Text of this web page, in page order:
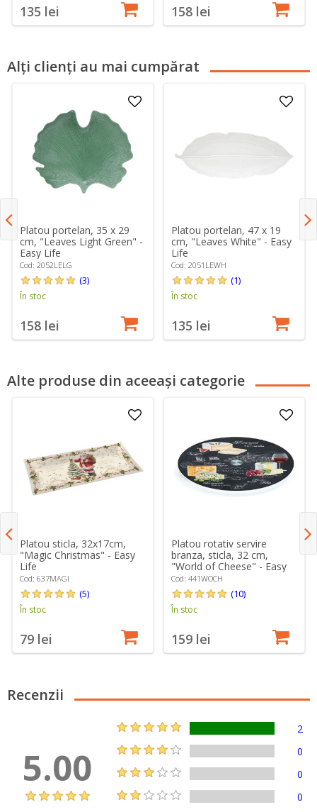
135 lei 158 lei
Alți clienți au mai cumpărat
Platou portelan, 35 x 29
cm, "Leaves Light Green" -
Easy Life
Cod: 2052LELG
(3)
În stoc
158 lei
Platou portelan, 47 x 19
cm, "Leaves White" - Easy
Life
Cod: 2051LEWH
(1)
În stoc
135 lei
Alte produse din aceeași categorie
Platou sticla, 32x17cm,
"Magic Christmas" - Easy
Life
Cod: 637MAGI
(5)
În stoc
79 lei
Platou rotativ servire
branza, sticla, 32 cm,
"World of Cheese" - Easy
Life
Cod: 441WOCH
(10)
În stoc
159 lei
Recenzii
5.00
2
0
0
0